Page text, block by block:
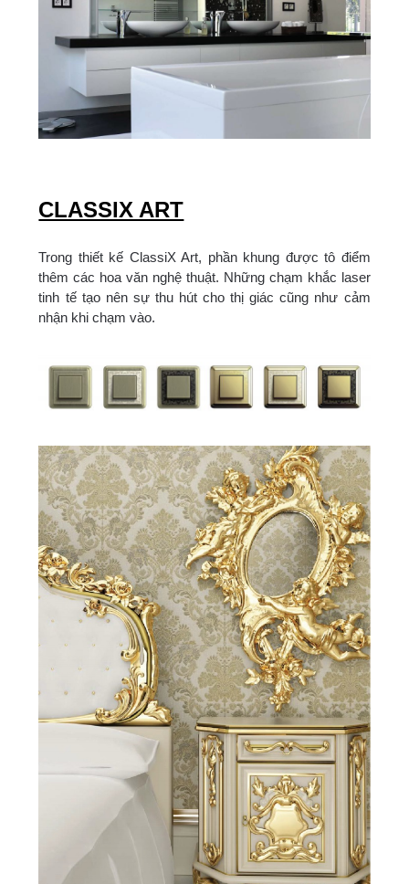
CLASSIX ART
​Trong thiết kế ClassiX Art, phần khung được tô điểm
thêm các hoa văn nghệ thuật. Những chạm khắc laser
tinh tế tạo nên sự thu hút cho thị giác cũng như cảm
nhận khi chạm vào.